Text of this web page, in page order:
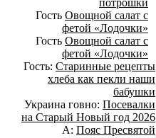
потрошки
Гость Овощной салат с
фетой «Лодочки»
Гость Овощной салат с
фетой «Лодочки»
Гость: Старинные рецепты
хлеба как пекли наши
бабушки
Украина говно: Посевалки
на Старый Новый год 2026
А: Пояс Пресвятой